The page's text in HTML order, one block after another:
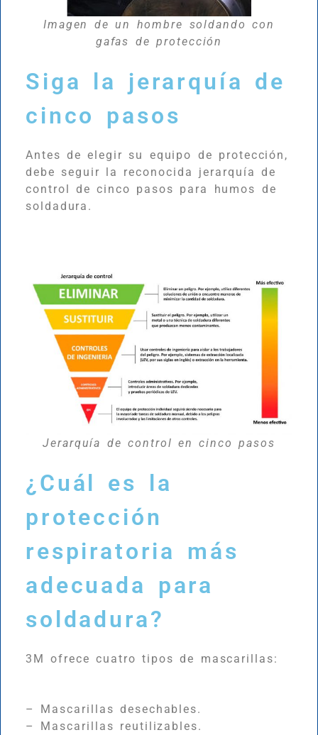
Imagen de un hombre soldando con
gafas de protección
Siga la jerarquía de
cinco pasos
Antes de elegir su equipo de protección,
debe seguir la reconocida jerarquía de
control de cinco pasos para humos de
soldadura.
Jerarquía de control en cinco pasos
¿Cuál es la
protección
respiratoria más
adecuada para
soldadura?
3M ofrece cuatro tipos de mascarillas:
– Mascarillas desechables.
– Mascarillas reutilizables.